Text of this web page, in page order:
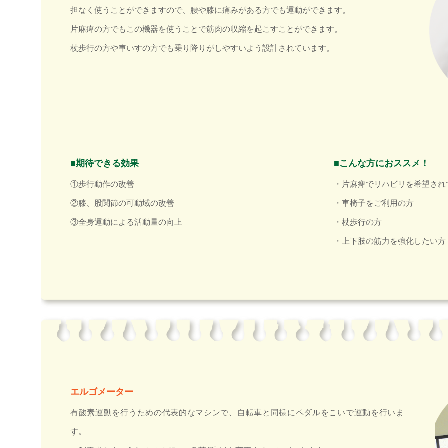
担なく使うことができますので、腰や膝に痛みがある方でも運動ができます。
片麻痺の方でもこの機器を使うことで筋肉の収縮を起こすことができます。
杖歩行の方や車いすの方でも乗り降りがしやすいよう設計されています。
■期待できる効果
①歩行動作の改善
②膝、股関節の可動域の改善
③全身運動による活動量の向上
■こんな方におススメ！
・片麻痺でリハビリを希望さ
・車椅子をご利用の方
・杖歩行の方
・上下肢の筋力を強化したい方
エルゴメーター
有酸素運動を行うための代表的なマシンで、自転車と同様にペダルをこいで運動を行いま
す。